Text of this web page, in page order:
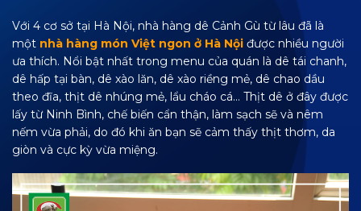
Với 4 cơ sở tại Hà Nội, nhà hàng dê Cảnh Gù từ lâu đã là
một nhà hàng món Việt ngon ở Hà Nội được nhiều người
ưa thích. Nổi bật nhất trong menu của quán là dê tái chanh,
dê hấp tại bàn, dê xào lăn, dê xào riềng mẻ, dê chao dầu
theo đĩa, thịt dê nhúng mẻ, lẩu cháo cá… Thịt dê ở đây được
lấy từ Ninh Bình, chế biến cẩn thận, làm sạch sẽ và nêm
nếm vừa phải, do đó khi ăn bạn sẽ cảm thấy thịt thơm, da
giòn và cực kỳ vừa miệng.